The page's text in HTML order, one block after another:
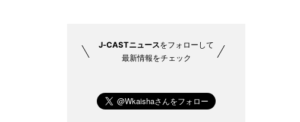
J-CASTニュースをフォローして
最新情報をチェック